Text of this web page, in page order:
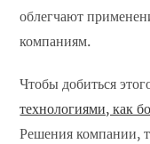
облегчают
компаниям.
Чтобы добиться
технологиями, как
Решения компании,